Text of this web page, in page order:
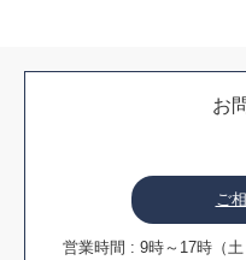
お
ご
営業時間 : 9時～17時（土